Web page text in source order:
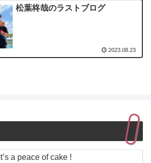
松葉柊哉のラストブログ
2023.08.23
It’s a peace of cake !